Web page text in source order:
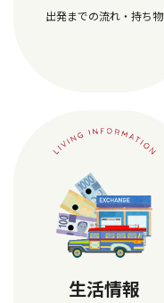
出発までの流れ・持ち物
生活情報